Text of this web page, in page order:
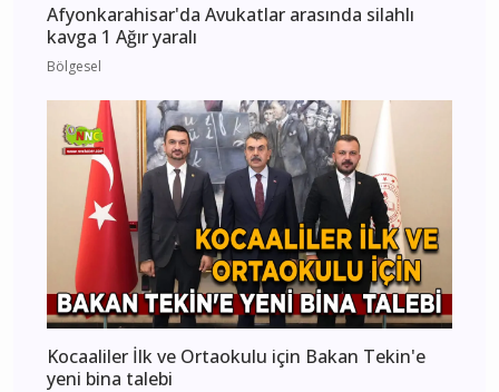
Afyonkarahisar'da Avukatlar arasında silahlı
kavga 1 Ağır yaralı
Bölgesel
Kocaaliler İlk ve Ortaokulu için Bakan Tekin'e
yeni bina talebi